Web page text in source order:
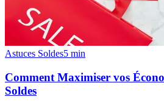
Astuces Soldes5 min
Comment Maximiser vos
Soldes